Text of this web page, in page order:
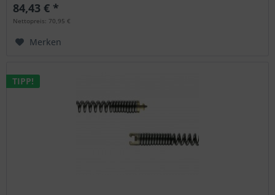
84,43 € *
Nettopreis: 70,95 €
Merken
TIPP!